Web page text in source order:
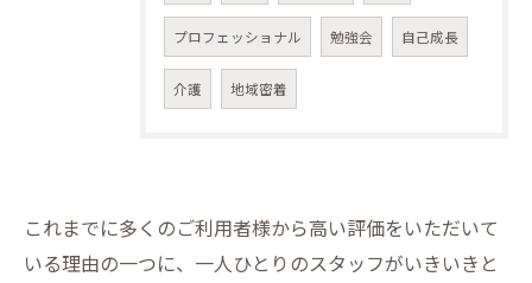
プロフェッショナル 勉強会 自己成長
介護 地域密着
これまでに多くのご利用者様から高い評価をいただいて
いる理由の一つに、一人ひとりのスタッフがいきいきと